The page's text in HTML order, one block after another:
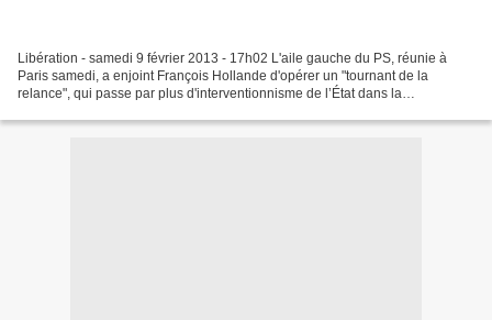
Libération - samedi 9 février 2013 - 17h02 L'aile gauche du PS, réunie à
Paris samedi, a enjoint François Hollande d'opérer un "tournant de la
relance", qui passe par plus d'interventionnisme de l’État dans la